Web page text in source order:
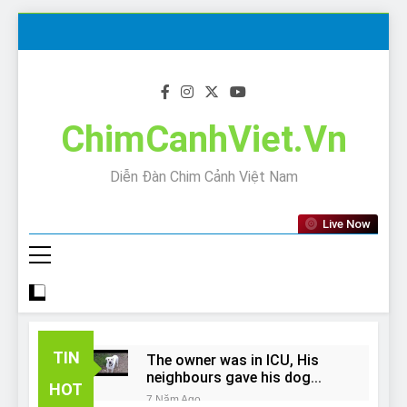
ChimCanhViet.Vn
Diễn Đàn Chim Cảnh Việt Nam
Live Now
TIN
HOT
The owner was in ICU, His
neighbours gave his dog
away!
7 Năm Ago